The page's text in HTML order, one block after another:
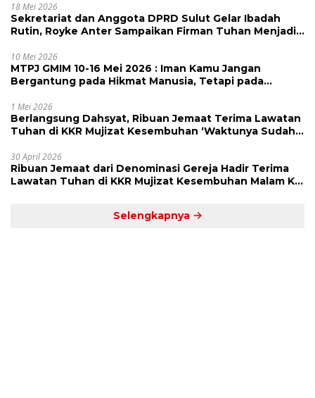
18 Mei 2026
Sekretariat dan Anggota DPRD Sulut Gelar Ibadah
Rutin, Royke Anter Sampaikan Firman Tuhan Menjadi
10 Mei 2026
MTPJ GMIM 10-16 Mei 2026 : Iman Kamu Jangan
Bergantung pada Hikmat Manusia, Tetapi pada
1 Mei 2026
Berlangsung Dahsyat, Ribuan Jemaat Terima Lawatan
Tuhan di KKR Mujizat Kesembuhan ‘Waktunya Sudah
30 April 2026
Ribuan Jemaat dari Denominasi Gereja Hadir Terima
Lawatan Tuhan di KKR Mujizat Kesembuhan Malam Ke
Selengkapnya